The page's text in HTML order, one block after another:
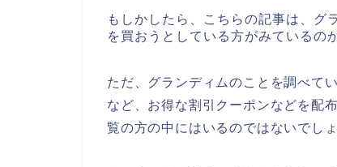
もしかしたら、こちらの記事は、グ
を買おうとしている方がみているの
ただ、グランディムのことを調べて
など、お得な割引クーポンなどを配
覧の方の中にはいるのではないでし